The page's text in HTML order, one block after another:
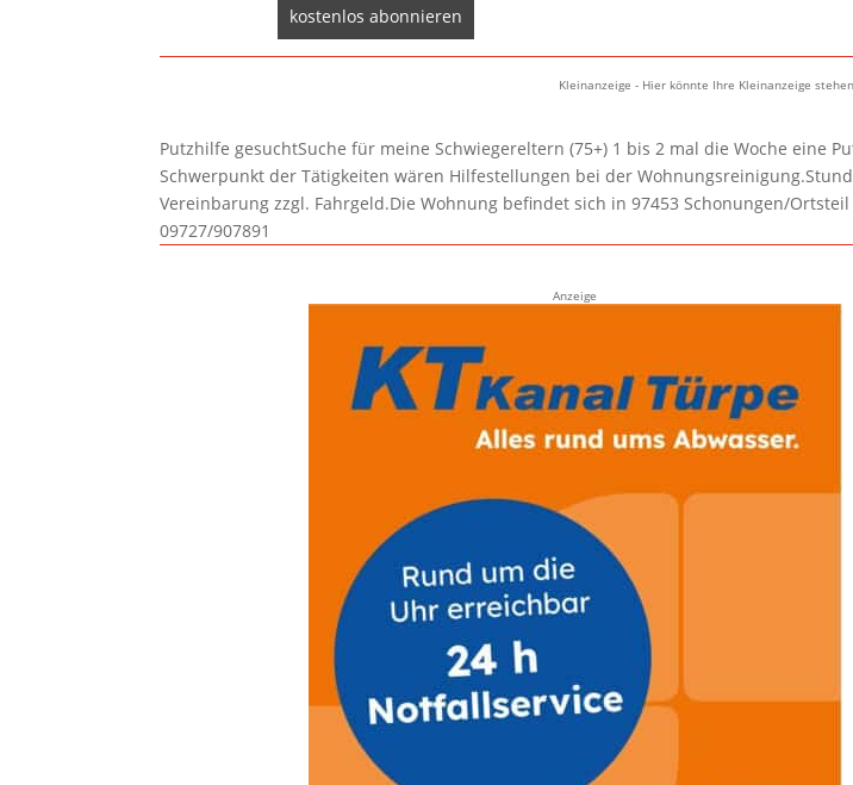
Kleinanzeige - Hier könnte Ihre Kleinanzeige
Putzhilfe gesuchtSuche für meine Schwiegereltern (75+) 1 bis 2 mal die Woche eine
Schwerpunkt der Tätigkeiten wären Hilfestellungen bei der
Vereinbarung zzgl. Fahrgeld.Die Wohnung befindet sich in 97453 Schonungen/Ortsteil
09727/907891
Anzeige